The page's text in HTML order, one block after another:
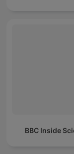
BBC Inside